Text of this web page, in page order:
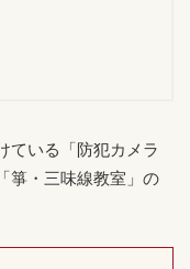
ている「防犯カメラ
箏・三味線教室」の